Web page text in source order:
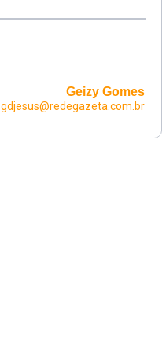
Geizy Gomes
gdjesus@redegazeta.com.br